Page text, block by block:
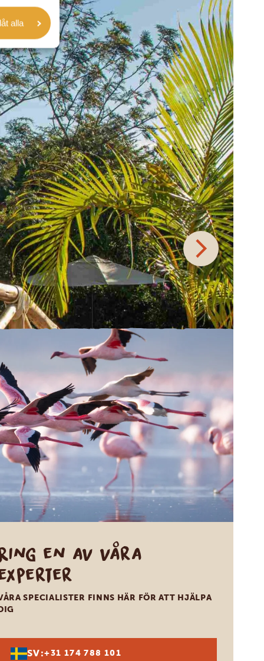
alla
en av våra
SPECIALISTER FINNS HÄR FÖR ATT HJÄLPA
SV:+31 174 788 101